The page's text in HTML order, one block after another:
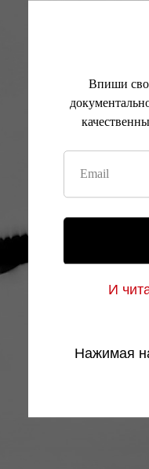
Впиши
И
Нажимая